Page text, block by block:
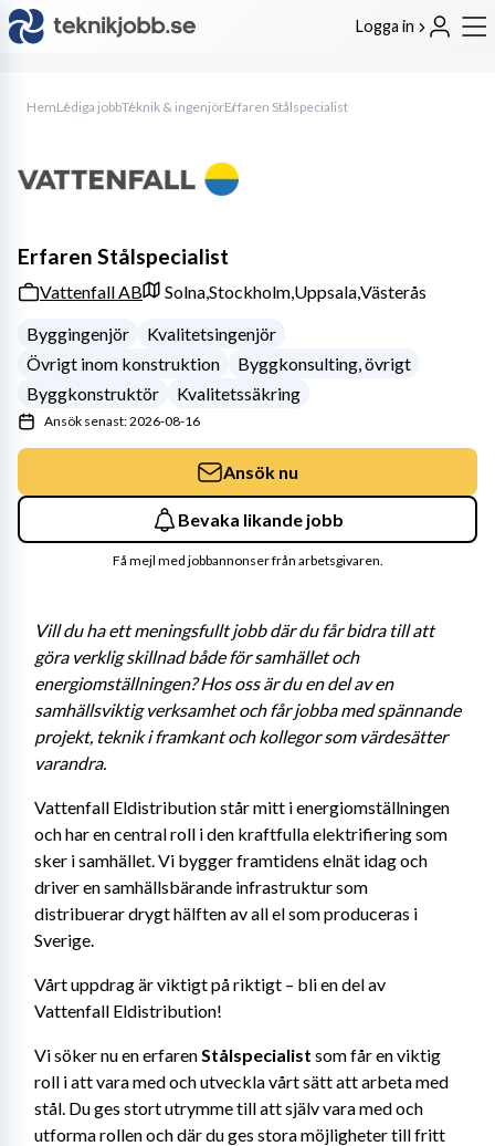
Logga in
HemLediga jobbTeknik & ingenjörErfaren Stålspecialist
Vill du ha ett meningsfullt jobb där du får bidra till att
göra verklig skillnad både för samhället och
energiomställningen? Hos oss är du en del av en
samhällsviktig verksamhet och får jobba med spännande
projekt, teknik i framkant och kollegor som värdesätter
varandra.
Vattenfall Eldistribution står mitt i energiomställningen
och har en central roll i den kraftfulla elektrifiering som
sker i samhället. Vi bygger framtidens elnät idag och
driver en samhällsbärande infrastruktur som
distribuerar drygt hälften av all el som produceras i
Sverige.
Vårt uppdrag är viktigt på riktigt – bli en del av
Vattenfall Eldistribution!
Vi söker nu en erfaren Stålspecialist som får en viktig
roll i att vara med och utveckla vårt sätt att arbeta med
stål. Du ges stort utrymme till att själv vara med och
utforma rollen och där du ges stora möjligheter till fritt
Erfaren Stålspecialist
Vattenfall AB Solna,Stockholm,Uppsala,Västerås
Byggingenjör
Kvalitetsingenjör
Övrigt inom konstruktion
Byggkonsulting, övrigt
Byggkonstruktör
Kvalitetssäkring
Ansök senast: 2026-08-16
Ansök nu
Bevaka likande jobb
Få mejl med jobbannonser från arbetsgivaren.